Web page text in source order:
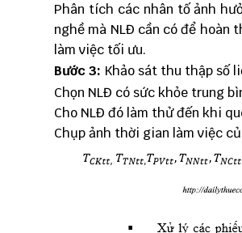
Phân tích các nhân tố ảnh
nghề mà NLĐ cần có để hoàn
làm việc tối ưu.
Bước 3: Khảo sát thu thập số
Chọn NLĐ có sức khỏe trung
Cho NLĐ đó làm thử đến khi
Chụp ảnh thời gian làm việc